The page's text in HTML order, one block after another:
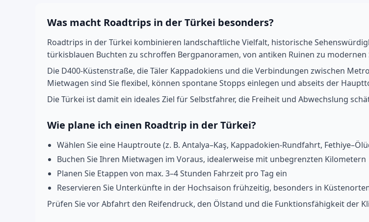
Was macht Roadtrips in der Türkei besonders?
Roadtrips in der Türkei kombinieren landschaftliche Vielfalt, historische
türkisblauen Buchten zu schroffen Bergpanoramen, von antiken Ruinen zu
Die D400-Küstenstraße, die Täler Kappadokiens und die Verbindungen zwischen
Mietwagen sind Sie flexibel, können spontane Stopps einlegen und abseits der
Die Türkei ist damit ein ideales Ziel für Selbstfahrer, die Freiheit und Abwechslung
Wie plane ich einen Roadtrip in der Türkei?
Wählen Sie eine Hauptroute (z. B. Antalya–Kaş, Kappadokien-Rundfahrt,
Buchen Sie Ihren Mietwagen im Voraus, idealerweise mit unbegrenzten Kilometern
Planen Sie Etappen von max. 3–4 Stunden Fahrzeit pro Tag ein
Reservieren Sie Unterkünfte in der Hochsaison frühzeitig, besonders in
Prüfen Sie vor Abfahrt den Reifendruck, den Ölstand und die Funktionsfähigkeit der